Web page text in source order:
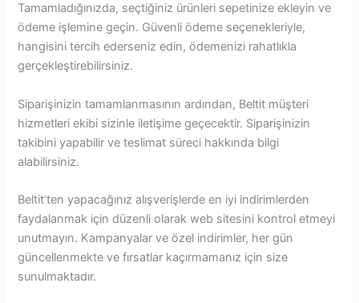
Tamamladığınızda, seçtiğiniz ürünleri sepetinize ekleyin ve
ödeme işlemine geçin. Güvenli ödeme seçenekleriyle,
hangisini tercih ederseniz edin, ödemenizi rahatlıkla
gerçekleştirebilirsiniz.
Siparişinizin tamamlanmasının ardından, Beltit müşteri
hizmetleri ekibi sizinle iletişime geçecektir. Siparişinizin
takibini yapabilir ve teslimat süreci hakkında bilgi
alabilirsiniz.
Beltit’ten yapacağınız alışverişlerde en iyi indirimlerden
faydalanmak için düzenli olarak web sitesini kontrol etmeyi
unutmayın. Kampanyalar ve özel indirimler, her gün
güncellenmekte ve fırsatlar kaçırmamanız için size
sunulmaktadır.